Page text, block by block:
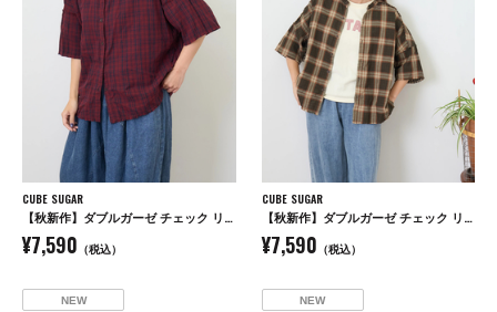
CUBE SUGAR
【秋新作】ダブルガーゼ チェック リバーシブル 5分袖 ドルマンシャツ
¥7,590 （税込）
CUBE SUGAR
【秋新作】ダブルガーゼ チェック リバーシブル 5分袖 ドルマンシャツ
¥7,590 （税込）
NEW NEW